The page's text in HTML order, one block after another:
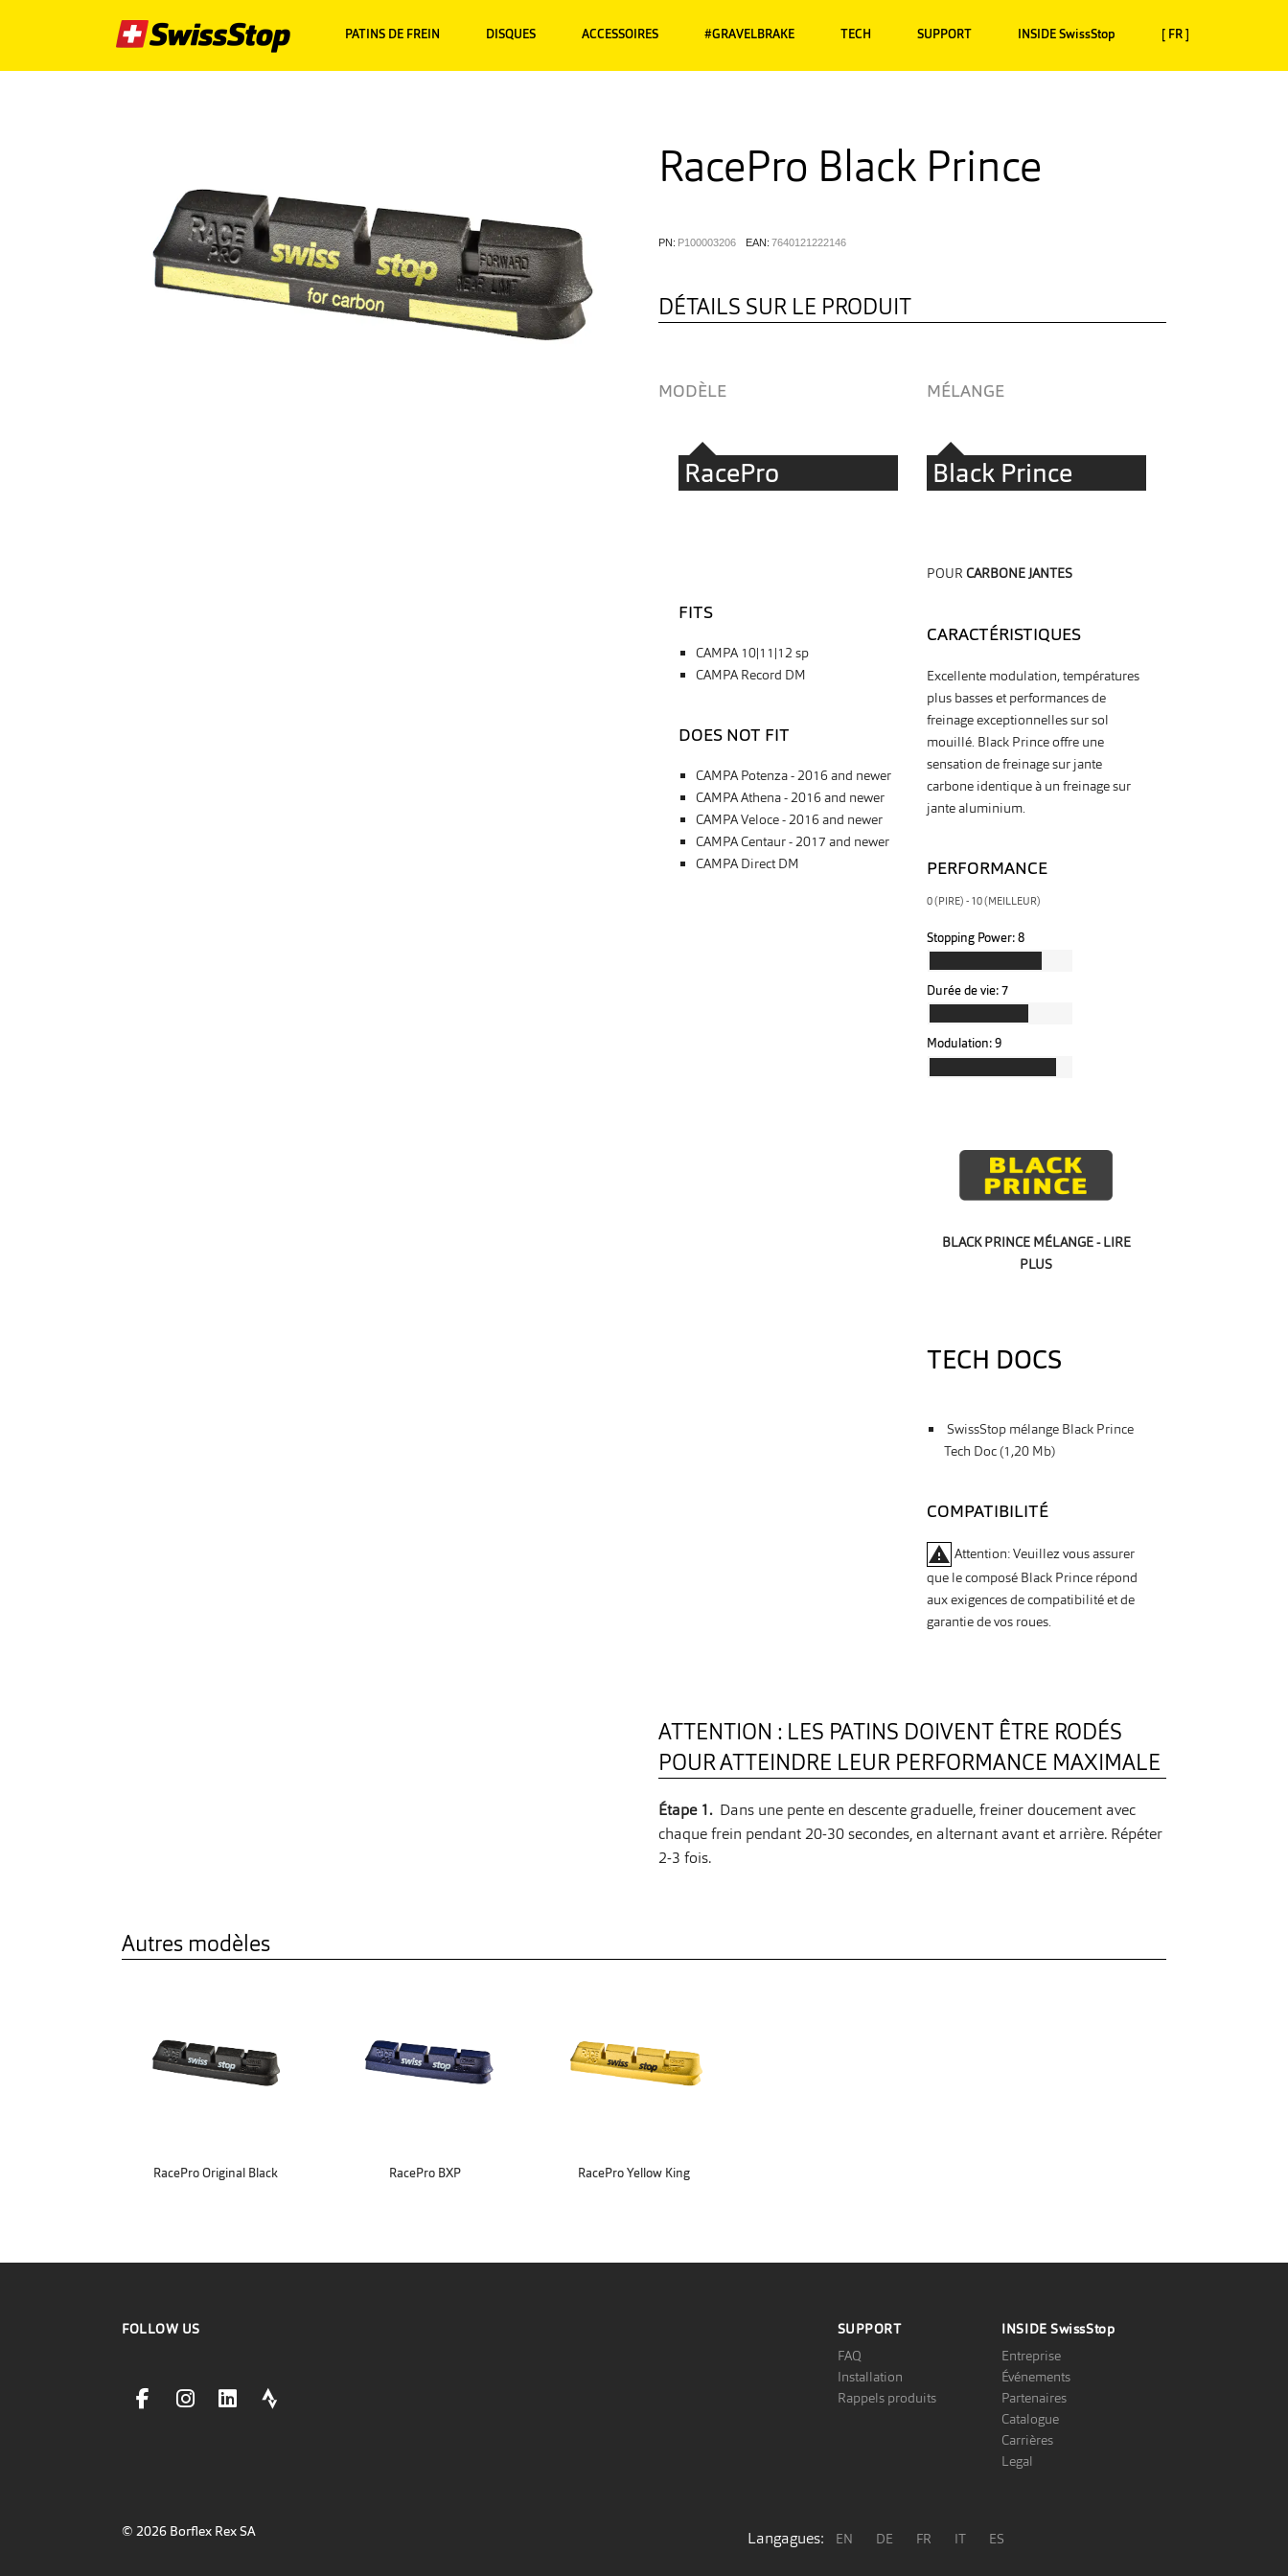
PATINS DE FREIN DISQUES ACCESSOIRES #GRAVELBRAKE TECH SUPPORT INSIDE SwissStop [ FR ]
RacePro Black Prince
PN: P100003206 EAN: 7640121222146
DÉTAILS SUR LE PRODUIT
MODÈLE MÉLANGE
RacePro Black Prince
FITS
CAMPA 10|11|12 sp
CAMPA Record DM
DOES NOT FIT
CAMPA Potenza - 2016 and newer
CAMPA Athena - 2016 and newer
CAMPA Veloce - 2016 and newer
CAMPA Centaur - 2017 and newer
CAMPA Direct DM
POUR CARBONE JANTES
CARACTÉRISTIQUES
Excellente modulation, températures
plus basses et performances de
freinage exceptionnelles sur sol
mouillé. Black Prince offre une
sensation de freinage sur jante
carbone identique à un freinage sur
jante aluminium.
PERFORMANCE
0 (PIRE) - 10 (MEILLEUR)
Stopping Power:8
Durée de vie:7
Modulation:9
BLACK PRINCE MÉLANGE - LIRE
PLUS
TECH DOCS
SwissStop mélange Black Prince
Tech Doc (1,20 Mb)
COMPATIBILITÉ
warning Attention: Veuillez vous assurer
que le composé Black Prince répond
aux exigences de compatibilité et de
garantie de vos roues.
ATTENTION : LES PATINS DOIVENT ÊTRE RODÉS
POUR ATTEINDRE LEUR PERFORMANCE MAXIMALE
Étape 1. Dans une pente en descente graduelle, freiner doucement avec
chaque frein pendant 20-30 secondes, en alternant avant et arrière. Répéter
2-3 fois.
Autres modèles
RacePro Original Black RacePro BXP RacePro Yellow King
FOLLOW US
facebookLink
instagramLink
linkedinLinkstravaLink
SUPPORT
FAQ
Installation
Rappels produits
INSIDESwissStop
Entreprise
Événements
Partenaires
Catalogue
Carrières
Legal
© 2026 Borflex Rex SA Langagues: EN DE FR IT ES